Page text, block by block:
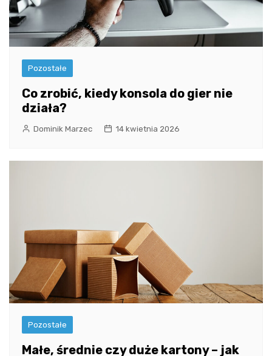
Pozostałe
Co zrobić, kiedy konsola do gier nie
działa?
Dominik Marzec 14 kwietnia 2026
Pozostałe
Małe, średnie czy duże kartony – jak